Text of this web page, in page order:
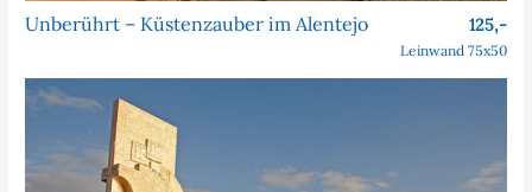
Unberührt – Küstenzauber im Alentejo 125,-
Leinwand 75x50